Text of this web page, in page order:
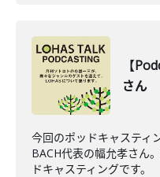
【
さん
今回のポッドキャスティ
BACH代表の幅允孝さん
ドキャスティングです。